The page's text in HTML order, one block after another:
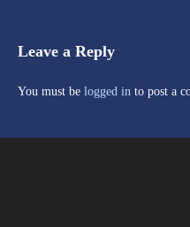
Leave a Reply
You must be logged in to post a